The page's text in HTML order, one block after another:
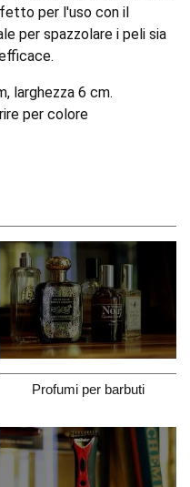
per l'uso con il
per spazzolare i peli sia
larghezza 6 cm.
per colore
Profumi per barbuti